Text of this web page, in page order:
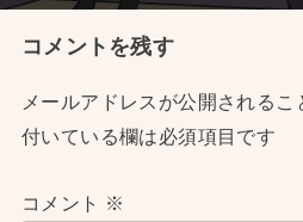
コメントを残す
メールアドレスが公開されるこ
付いている欄は必須項目です
コメント ※